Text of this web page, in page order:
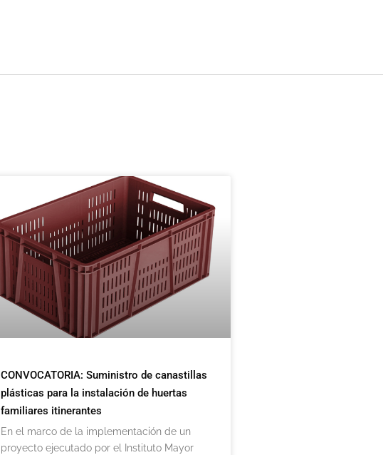
CONVOCATORIA: Suministro de canastillas
plásticas para la instalación de huertas
familiares itinerantes
En el marco de la implementación de un
proyecto ejecutado por el Instituto Mayor